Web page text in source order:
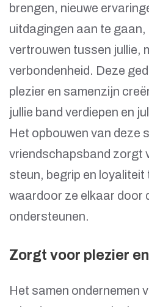
brengen, nieuwe
uitdagingen aan te
vertrouwen tussen jullie,
verbondenheid. Deze
plezier en samenzijn
jullie band verdiepen en
Het opbouwen van deze
vriendschapsband zorgt
steun, begrip en loyaliteit
waardoor ze elkaar door
ondersteunen.
Zorgt voor plezier
Het samen ondernemen